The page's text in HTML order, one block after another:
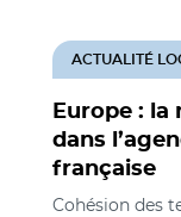
Europe :
dans
française
ACTUALITÉ
Cohésion des